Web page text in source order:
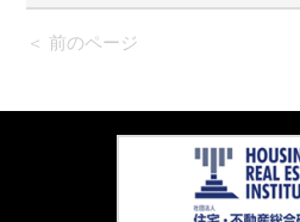
＜ 前のページ